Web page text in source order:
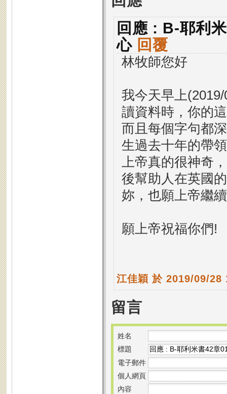
回應 : B-耶利
心 回覆
林牧師您好
我今天早上
讀資料時，你的
而且每個字句都
生過去十年的帶
上帝真的很神奇
後幫助人在英國
妳，也願上帝繼
願上帝祝福你們!
江佳穎 於 2019/09/
留言
姓名
標題
電子郵件
個人網頁
內容